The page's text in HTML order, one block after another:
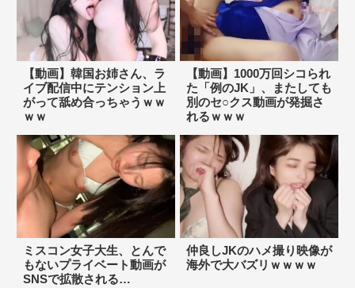
【動画】韓国お姉さん、ラ
イブ配信中にテンション上
がって舐め合っちゃうｗｗ
ｗｗ
【動画】1000万回シコられ
た「例のJK」、またしても
別のセ○クス動画が発掘さ
れるｗｗｗ
ミスコン女子大生、とんで
もないプライベート動画が
SNSで拡散される…
仲良しJKのハメ撮り映像が
海外で大バズリｗｗｗｗ